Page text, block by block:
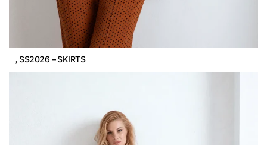
→SS2026 – SKIRTS